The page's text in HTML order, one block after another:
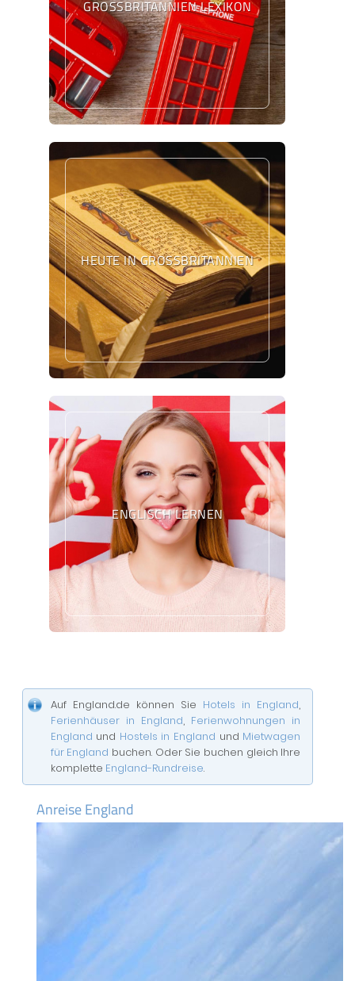
GROSSBRITANNIEN LEXIKON
HEUTE IN GROSSBRITANNIEN
ENGLISCH LERNEN
Auf England.de können Sie Hotels in England,
Ferienhäuser in England, Ferienwohnungen in
England und Hostels in England und Mietwagen
für England buchen. Oder Sie buchen gleich Ihre
komplette England-Rundreise.
Anreise England